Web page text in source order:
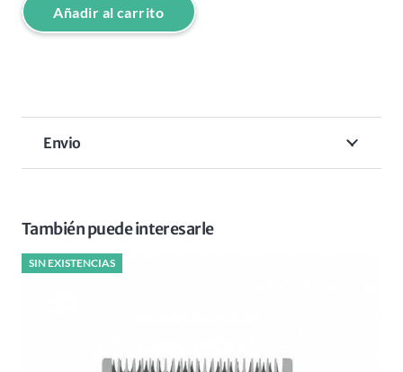
TRIMMER
GOLD
cantidad
Añadir al carrito
Envio
También puede interesarle
SIN EXISTENCIAS